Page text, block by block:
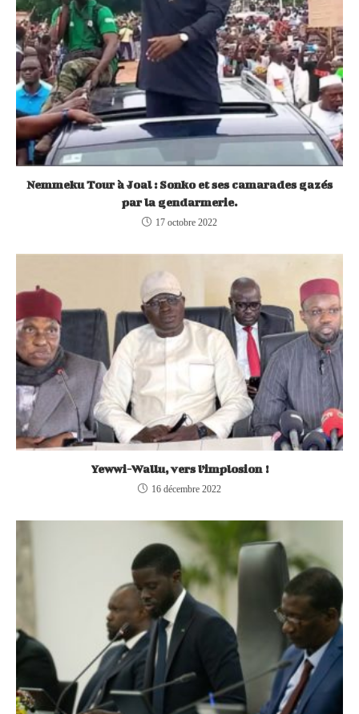
Nemmeku Tour à Joal : Sonko et ses camarades gazés
par la gendarmerie.
17 octobre 2022
Yewwi-Wallu, vers l’implosion !
16 décembre 2022